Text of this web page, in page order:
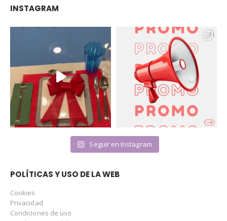
INSTAGRAM
Seguir en Instagram
POLÍTICAS Y USO DE LA WEB
Cookies
Privacidad
Condiciones de uso